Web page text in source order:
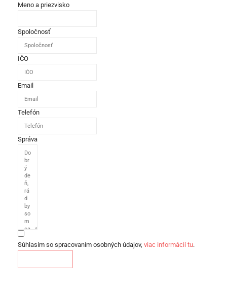
Meno a priezvisko
Spoločnosť
IČO
Email
Telefón
Správa
Súhlasím so spracovaním osobných údajov, viac informácií tu.